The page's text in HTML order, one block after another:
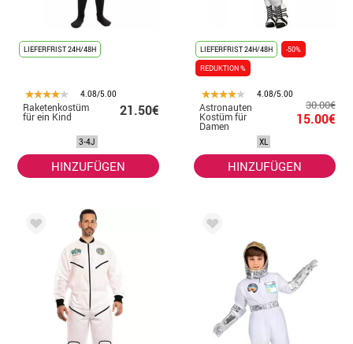
LIEFERFRIST 24H/48H
4.08/5.00
Raketenkostüm
für ein Kind 21.50€
3-4J
HINZUFÜGEN
LIEFERFRIST 24H/48H
-50%
REDUKTION %
4.08/5.00
Astronauten
Kostüm für
Damen
30.00€
15.00€
XL
HINZUFÜGEN